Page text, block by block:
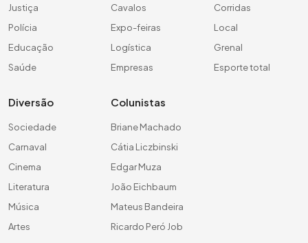
Justiça
Polícia
Educação
Saúde
Cavalos
Expo-feiras
Logística
Empresas
Corridas
Local
Grenal
Esporte total
Diversão
Sociedade
Carnaval
Cinema
Literatura
Música
Artes
Colunistas
Briane Machado
Cátia Liczbinski
Edgar Muza
João Eichbaum
Mateus Bandeira
Ricardo Peró Job